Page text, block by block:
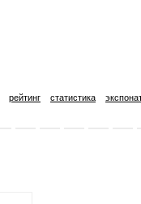
рейтинг статистика